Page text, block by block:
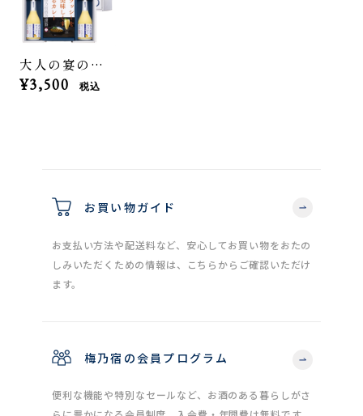
大人の宴のラッシーと、ラッシーを美味しくするカレー
¥3,500 税込
お買い物ガイド
お支払い方法や配送料など、安心してお買い物をおたの
しみいただくための情報は、こちらからご確認いただけ
ます。
梅乃宿の会員プログラム
便利な機能や特別なセールなど、お酒のある暮らしがさ